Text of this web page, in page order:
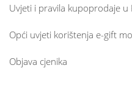
Uvjeti i pravila kupoprodaje
Opći uvjeti korištenja e-gift
Objava cjenika